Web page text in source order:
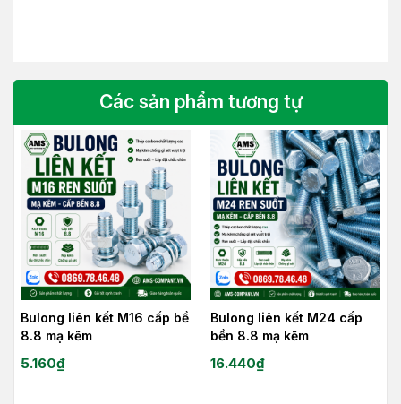
Các sản phẩm tương tự
Bulong liên kết M16 cấp bề
8.8 mạ kẽm
5.160₫
Bulong liên kết M24 cấp
bền 8.8 mạ kẽm
16.440₫